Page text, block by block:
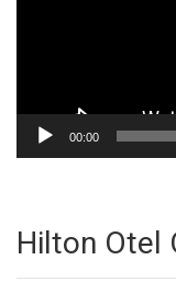
00:00
Hilton Otel